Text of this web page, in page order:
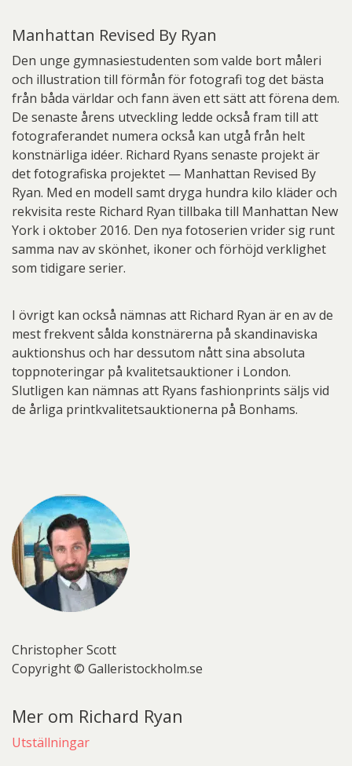
Manhattan Revised By Ryan
Den unge gymnasiestudenten som valde bort måleri
och illustration till förmån för fotografi tog det bästa
från båda världar och fann även ett sätt att förena dem.
De senaste årens utveckling ledde också fram till att
fotograferandet numera också kan utgå från helt
konstnärliga idéer. Richard Ryans senaste projekt är
det fotografiska projektet — Manhattan Revised By
Ryan. Med en modell samt dryga hundra kilo kläder och
rekvisita reste Richard Ryan tillbaka till Manhattan New
York i oktober 2016. Den nya fotoserien vrider sig runt
samma nav av skönhet, ikoner och förhöjd verklighet
som tidigare serier.
I övrigt kan också nämnas att Richard Ryan är en av de
mest frekvent sålda konstnärerna på skandinaviska
auktionshus och har dessutom nått sina absoluta
toppnoteringar på kvalitetsauktioner i London.
Slutligen kan nämnas att Ryans fashionprints säljs vid
de årliga printkvalitetsauktionerna på Bonhams.
Christopher Scott
Copyright © Galleristockholm.se
Mer om Richard Ryan
Utställningar